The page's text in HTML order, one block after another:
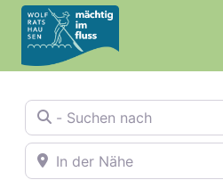
Zum
Inhalt
springen
- Suchen nach
In der Nähe